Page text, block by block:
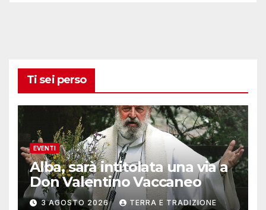
Ti sei perso
EVENTI
Alba, sarà intitolata una via a
Don Valentino Vaccaneo
3 AGOSTO 2026 TERRA E TRADIZIONE